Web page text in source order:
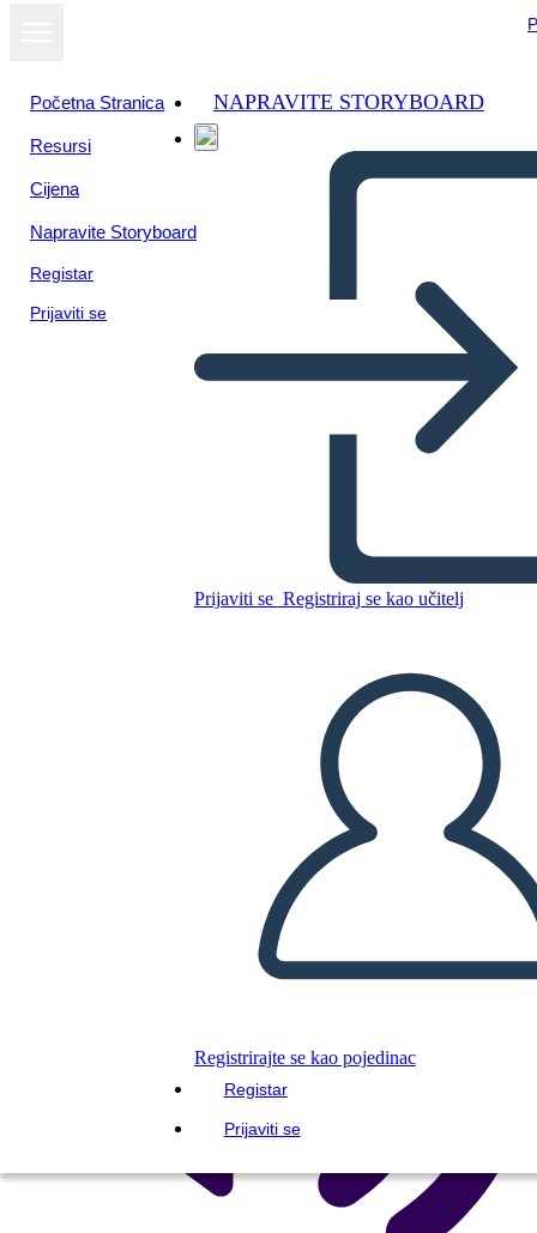
Početna Stranica
Resursi
Cijena
Napravite Storyboard
Registar
Prijaviti se
NAPRAVITE STORYBOARD
Prijaviti se Registriraj se kao učitelj
Registrirajte se kao pojedinac
Registar
Prijaviti se
Attraversando Bok Chitto
IZRADITE PLOČU SCENARIJA
REPRODUCIRAJ DIJAPROJEKCIJU
ČITAJ MI